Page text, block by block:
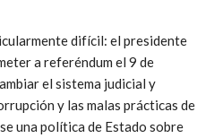
difícil: el presidente
a referéndum el 9 de
el sistema judicial y
y las malas prácticas de
una política de Estado sobre